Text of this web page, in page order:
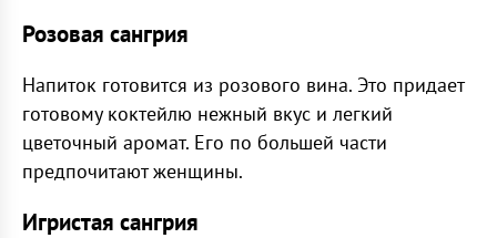
Розовая сангрия
Напиток готовится из розового вина. Это придает
готовому коктейлю нежный вкус и легкий
цветочный аромат. Его по большей части
предпочитают женщины.
Игристая сангрия